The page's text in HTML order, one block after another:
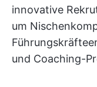
innovative
um
und Coaching-